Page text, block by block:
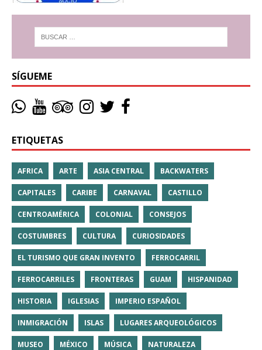
SÍGUEME
ETIQUETAS
AFRICA ARTE ASIA CENTRAL BACKWATERS
CAPITALES CARIBE CARNAVAL CASTILLO
CENTROAMÉRICA COLONIAL CONSEJOS
COSTUMBRES CULTURA CURIOSIDADES
EL TURISMO QUE GRAN INVENTO FERROCARRIL
FERROCARRILES FRONTERAS GUAM HISPANIDAD
HISTORIA IGLESIAS IMPERIO ESPAÑOL
INMIGRACIÓN ISLAS LUGARES ARQUEOLÓGICOS
MUSEO MÉXICO MÚSICA NATURALEZA